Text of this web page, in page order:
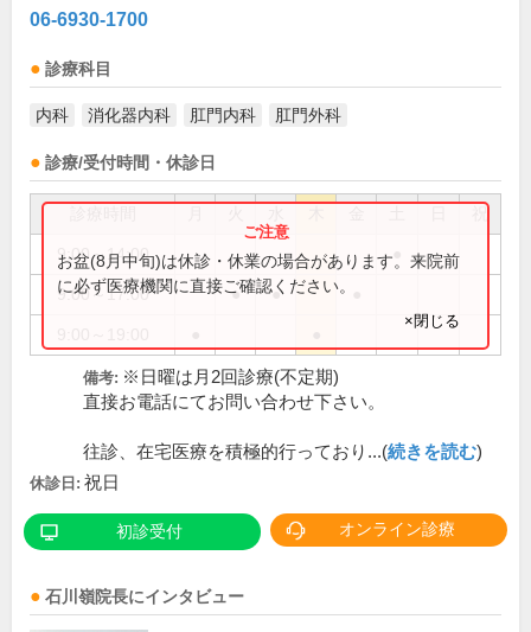
06-6930-1700
診療科目
内科 消化器内科 肛門内科 肛門外科
診療/受付時間・休診日
9:00～14:00
9:00～17:00 ● ●
お盆(8月中旬)は休診・休業の場合があります。来院前
に必ず医療機関に直接ご確認ください。
×閉じる
備考: ※日曜は月2回診療(不定期)
直接お電話にてお問い合わせ下さい。
往診、在宅医療を積極的行っており...(続きを読む)
休診日: 祝日
初診受付 オンライン診療
石川嶺院長にインタビュー